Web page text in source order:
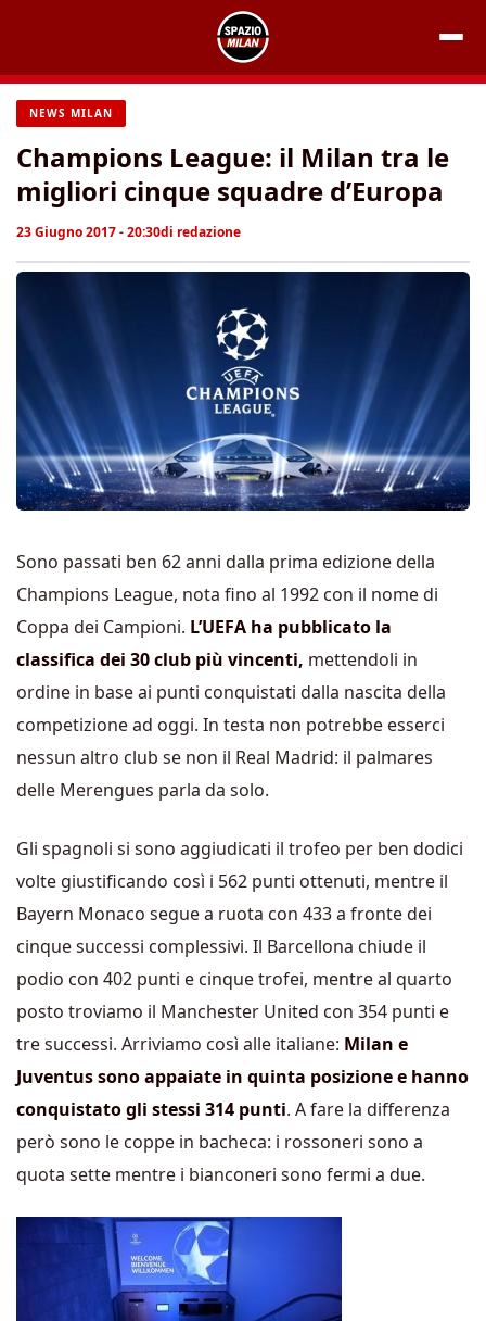
contenuto
NEWS MILAN
Champions League: il Milan tra le
migliori cinque squadre d’Europa
23 Giugno 2017 - 20:30di redazione
Sono passati ben 62 anni dalla prima edizione della
Champions League, nota fino al 1992 con il nome di
Coppa dei Campioni. L’UEFA ha pubblicato la
classifica dei 30 club più vincenti, mettendoli in
ordine in base ai punti conquistati dalla nascita della
competizione ad oggi. In testa non potrebbe esserci
nessun altro club se non il Real Madrid: il palmares
delle Merengues parla da solo.
Gli spagnoli si sono aggiudicati il trofeo per ben dodici
volte giustificando così i 562 punti ottenuti, mentre il
Bayern Monaco segue a ruota con 433 a fronte dei
cinque successi complessivi. Il Barcellona chiude il
podio con 402 punti e cinque trofei, mentre al quarto
posto troviamo il Manchester United con 354 punti e
tre successi. Arriviamo così alle italiane: Milan e
Juventus sono appaiate in quinta posizione e hanno
conquistato gli stessi 314 punti. A fare la differenza
però sono le coppe in bacheca: i rossoneri sono a
quota sette mentre i bianconeri sono fermi a due.